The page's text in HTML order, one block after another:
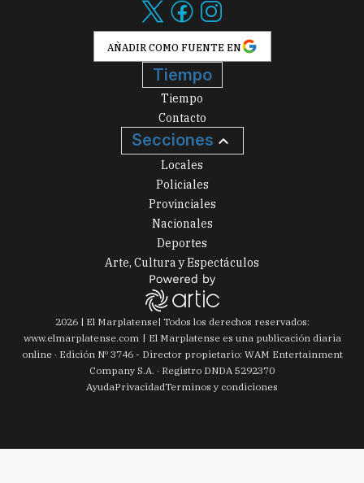
AÑADIR COMO FUENTE EN
Tiempo
Tiempo
Contacto
Secciones
Locales
Policiales
Provinciales
Nacionales
Deportes
Arte, Cultura y Espectáculos
2026| El Marplatense| Todos los derechos reservados:
www.elmarplatense.com
El Marplatense es una publicación diaria
online · Edición Nº 3746- Director propietario: WAM Entertainment
Company S.A. · Registro DNDA 5292370
AyudaPrivacidadTerminos y condiciones